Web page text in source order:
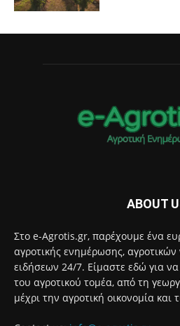
ABOUT
Στο e-Agrotis.gr, παρέχουμε ένα
αγροτικής ενημέρωσης,
ειδήσεων 24/7. Είμαστε εδώ για
του αγροτικού τομέα, από τη
μέχρι την αγροτική οικονομία και